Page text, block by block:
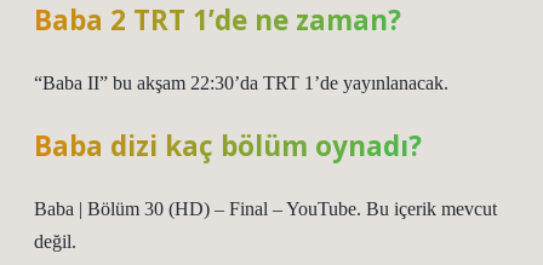
Baba 2 TRT 1’de ne zaman?
“Baba II” bu akşam 22:30’da TRT 1’de yayınlanacak.
Baba dizi kaç bölüm oynadı?
Baba | Bölüm 30 (HD) – Final – YouTube. Bu içerik mevcut
değil.